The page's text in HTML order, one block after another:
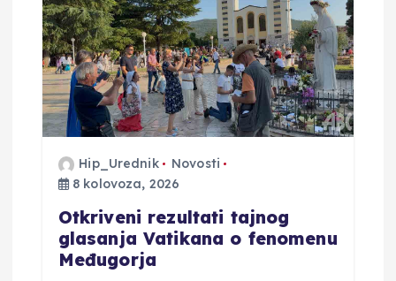
a
o
b
Hip_Urednik
Novosti
8 kolovoza, 2026
Otkriveni rezultati tajnog
glasanja Vatikana o fenomenu
Međugorja